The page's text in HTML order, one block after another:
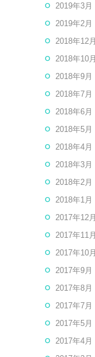
2019年3月
2019年2月
2018年12月
2018年10月
2018年9月
2018年7月
2018年6月
2018年5月
2018年4月
2018年3月
2018年2月
2018年1月
2017年12月
2017年11月
2017年10月
2017年9月
2017年8月
2017年7月
2017年5月
2017年4月